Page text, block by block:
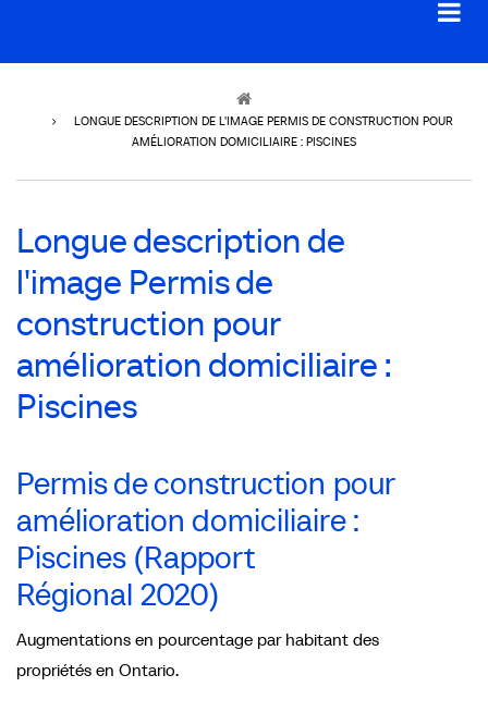
LONGUE DESCRIPTION DE L'IMAGE PERMIS DE CONSTRUCTION POUR
AMÉLIORATION DOMICILIAIRE : PISCINES
Longue description de
l'image Permis de
construction pour
amélioration domiciliaire :
Piscines
Permis de construction pour
amélioration domiciliaire :
Piscines (Rapport
Régional 2020)
Augmentations en pourcentage par habitant des
propriétés en Ontario.